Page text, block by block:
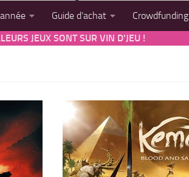
Guide d’achat Crowdfunding
JEUX SONT SUR VIN D'JEU !